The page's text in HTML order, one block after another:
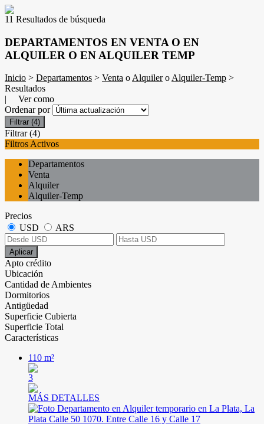
11 Resultados de búsqueda
DEPARTAMENTOS EN VENTA O EN
ALQUILER O EN ALQUILER TEMP
Inicio > Departamentos > Venta oAlquileroAlquiler-Temp >
Resultados
| Ver como
Ordenar por
Filtrar (4)
Filtrar (4)
Filtros Activos
Departamentos
Venta
Alquiler
Alquiler-Temp
Precios
USD
ARS
Aplicar
Apto crédito
Ubicación
Cantidad de Ambientes
Dormitorios
Antigüedad
Superficie Cubierta
Superficie Total
Características
110 m²
3
MÁS DETALLES